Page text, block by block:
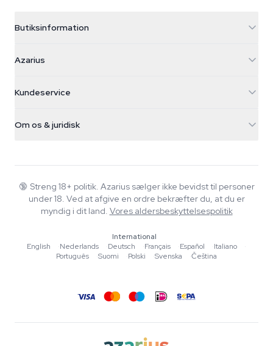
Butiksinformation
Galvaniweg 11
Nederland
+31(0)204897914
Azarius
Smokeshop
Kundeservice
Returpolitik
FAQ
Privatlivspolitik
Om os & juridisk
Wiki
Blog
Musik
Redaktionelle standarder
Værktøjer & Beregnere
🔞 Streng 18+ politik. Azarius sælger ikke bevidst til personer
under 18. Ved at afgive en ordre bekræfter du, at du er
myndig i dit land. Vores aldersbeskyttelsespolitik
International
English
·Nederlands ·Deutsch ·Français ·Español ·Italiano
·
Português
·Suomi ·Polski ·Svenska ·Čeština